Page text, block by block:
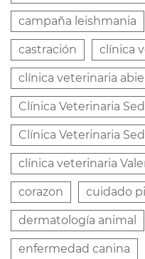
campaña leishmania
castración clínica
clínica veterinaria
Clínica Veterinaria
Clínica Veterinaria
clínica veterinaria
corazon cuidado
dermatología animal
enfermedad canina